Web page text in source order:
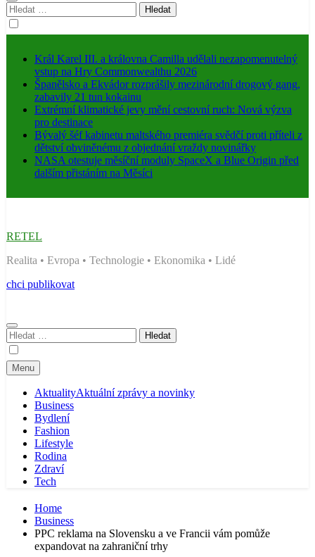
Vyhledávání
Král Karel III. a královna Camilla udělali nezapomenutelný
vstup na Hry Commonwealthu 2026
Španělsko a Ekvádor rozprášily mezinárodní drogový gang,
zabavily 21 tun kokainu
Extrémní klimatické jevy mění cestovní ruch: Nová výzva
pro destinace
Bývalý šéf kabinetu maltského premiéra svědčí proti příteli z
dětství obviněnému z objednání vraždy novinářky
NASA otestuje měsíční moduly SpaceX a Blue Origin před
dalším přistáním na Měsíci
RETEL
Realita • Evropa • Technologie • Ekonomika • Lidé
chci publikovat
Vyhledávání
Menu
AktualityAktuální zprávy a novinky
Business
Bydlení
Fashion
Lifestyle
Rodina
Zdraví
Tech
Home
Business
PPC reklama na Slovensku a ve Francii vám pomůže
expandovat na zahraniční trhy